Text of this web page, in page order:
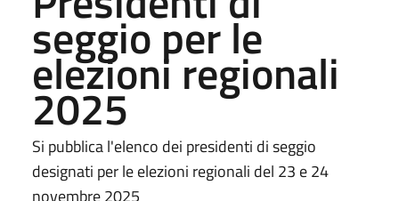
seggio per le
elezioni regionali
2025
Si pubblica l'elenco dei presidenti di seggio
designati per le elezioni regionali del 23 e 24
novembre 2025